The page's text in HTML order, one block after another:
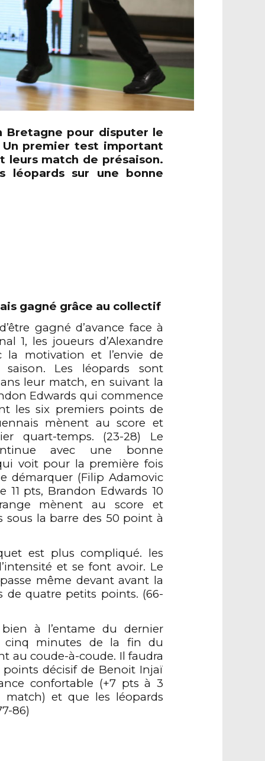
Bretagne pour disputer le
premier test important
leurs match de présaison.
léopards sur une bonne
gagné grâce au collectif
gagné d’avance face à
1, les joueurs d’Alexandre
la motivation et l’envie de
Les léopards sont
leur match, en suivant la
Edwards qui commence
les six premiers points de
mènent au score et
quart-temps. (23-28) Le
avec une bonne
voit pour la première fois
démarquer (Filip Adamovic
11 pts, Brandon Edwards 10
mènent au score et
sous la barre des 50 point à
est plus compliqué. les
et se font avoir. Le
même devant avant la
quatre petits points. (66-
à l’entame du dernier
cinq minutes de la fin du
au coude-à-coude. Il faudra
décisif de Benoit Injaï
confortable (+7 pts à 3
et que les léopards
86)